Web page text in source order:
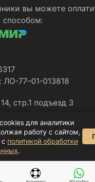
вы можете
способом:
77–01-013818
стр.1 подъезд 3
сайта являются
права © 2014-2026
для аналитики
работу с сайтом,
политикой обработки
.